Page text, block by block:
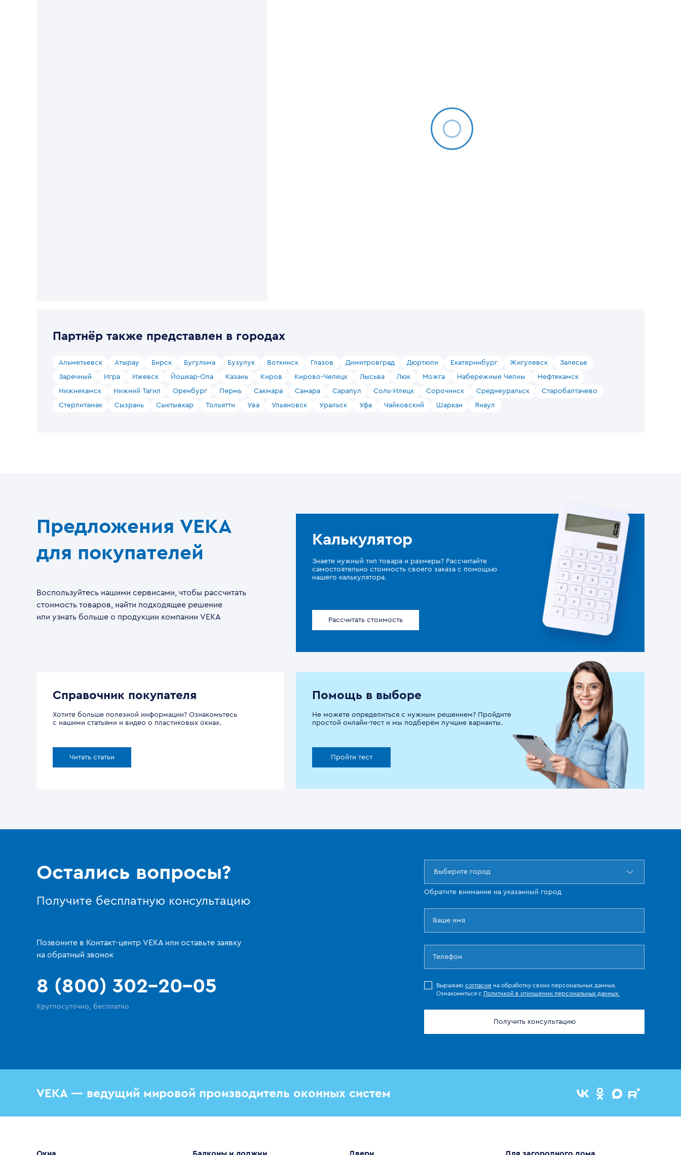
Партнёр также представлен в городах
Альметьевск Атырау Бирск Бугульма Бузулук Воткинск Глазов Димитровград Дюртюли Екатеринбург Жигулевск
Залесье
Заречный
Игра Ижевск Йошкар-Ола Казань Киров Кирово-Чепецк Лысьва Люк Можга Набережные Челны
Нефтекамск
Нижнекамск
Нижний Тагил Оренбург Пермь Сакмара Самара Сарапул Соль-Илецк Сорочинск Среднеуральск
Старобалтачево
Стерлитамак
Сызрань Сыктывкар Тольятти Ува Ульяновск Уральск Уфа Чайковский Шаркан Янаул
Предложения VEKA
для покупателей
Воспользуйтесь нашими сервисами, чтобы рассчитать
стоимость товаров, найти подходящее решение
или узнать больше о продукции компании VEKA
Калькулятор
Знаете нужный тип товара и размеры? Рассчитайте
самостоятельно стоимость своего заказа с помощью
нашего калькулятора.
Рассчитать стоимость
Справочник покупателя
Хотите больше полезной информации? Ознакомьтесь
с нашими статьями и видео о пластиковых окнах.
Читать статьи
Помощь в выборе
Не можете определиться с нужным решением? Пройдите
простой онлайн-тест и мы подберём лучшие варианты.
Пройти тест
Остались вопросы?
Получите бесплатную консультацию
Позвоните в Контакт-центр VEKA или оставьте заявку
на обратный звонок
8 (800) 302-20-05
Круглосуточно, бесплатно
Выберите город
Обратите внимание на указанный город
Выражаю согласие на обработку своих персональных данных.
Ознакомиться с Политикой в отношении персональных данных.
Получить консультацию
VEKA — ведущий мировой производитель оконных систем